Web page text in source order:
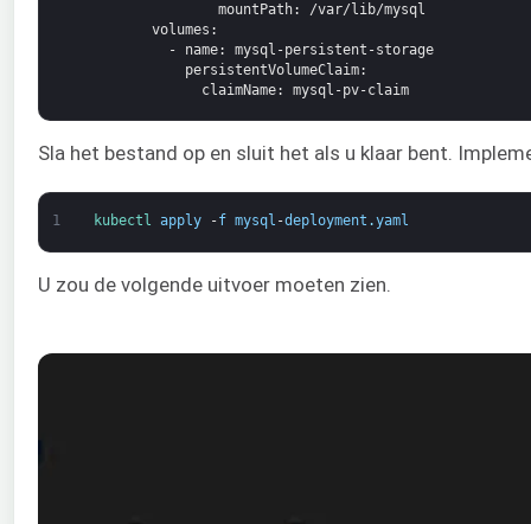
mountPath: /var/lib/mysql
volumes :
-
name: mysql-persistent-storage
persistentVolumeClaim:
claimName: mysql-pv-claim
Sla het bestand op en sluit het als u klaar bent.
1 kubectl apply -f mysql -deployment .yaml
U zou de volgende uitvoer moeten zien.